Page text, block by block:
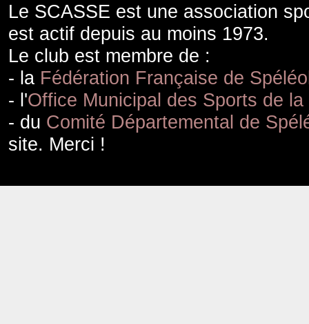
Le SCASSE est une association
est actif depuis au moins 1973.
Le club est membre de :
- la Fédération Française de
- l'Office Municipal des Sports de
- du Comité Départemental de
site. Merci !